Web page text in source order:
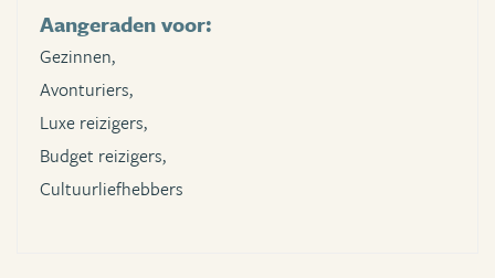
Aangeraden voor:
Gezinnen,
Avonturiers,
Luxe reizigers,
Budget reizigers,
Cultuurliefhebbers